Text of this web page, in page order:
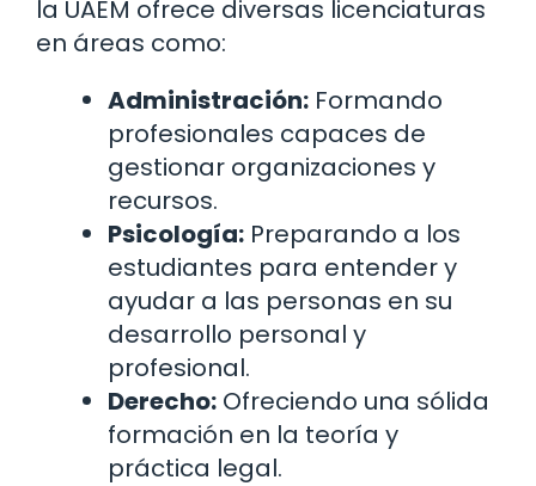
la UAEM ofrece diversas licenciaturas
en áreas como:
Administración: Formando
profesionales capaces de
gestionar organizaciones y
recursos.
Psicología: Preparando a los
estudiantes para entender y
ayudar a las personas en su
desarrollo personal y
profesional.
Derecho: Ofreciendo una sólida
formación en la teoría y
práctica legal.